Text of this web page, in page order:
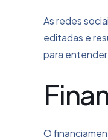
As redes
editadas e
para
O